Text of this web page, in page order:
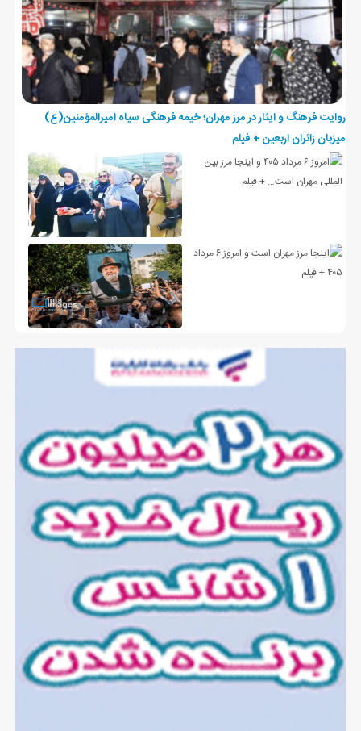
روایت فرهنگ و ایثار در مرز مهران؛ خیمه فرهنگی سپاه امیرالمؤمنین(ع)
میزبان زائران اربعین + فیلم